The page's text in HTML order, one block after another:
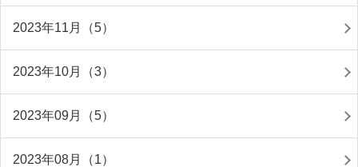
2023年11月（5）
2023年10月（3）
2023年09月（5）
2023年08月（1）